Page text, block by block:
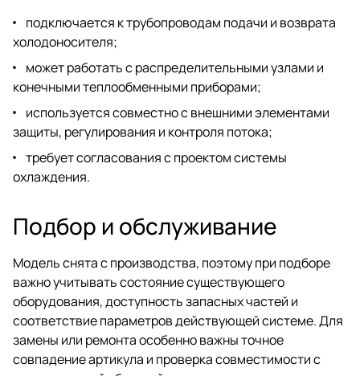
подключается к трубопроводам подачи и возврата
холодоносителя;
может работать с распределительными узлами и
конечными теплообменными приборами;
используется совместно с внешними элементами
защиты, регулирования и контроля потока;
требует согласования с проектом системы
охлаждения.
Подбор и обслуживание
Модель снята с производства, поэтому при подборе
важно учитывать состояние существующего
оборудования, доступность запасных частей и
соответствие параметров действующей системе. Для
замены или ремонта особенно важны точное
совпадение артикула и проверка совместимости с